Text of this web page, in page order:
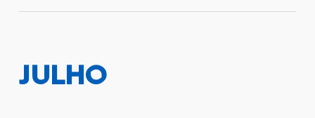
JULHO